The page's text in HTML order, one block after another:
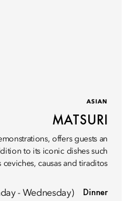
ASIAN
MATSURI
offers guests an
to its iconic dishes such
ceviches, causas and tiraditos.
Dinner
- Wednesday)